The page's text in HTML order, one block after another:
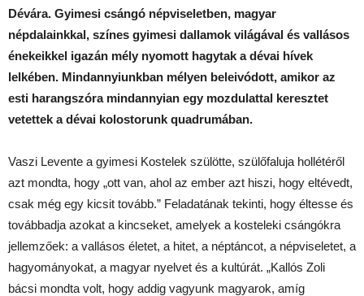
Dévára. Gyimesi csángó népviseletben, magyar
népdalainkkal, színes gyimesi dallamok világával és vallásos
énekeikkel igazán mély nyomott hagytak a dévai hívek
lelkében. Mindannyiunkban mélyen beleivódott, amikor az
esti harangszóra mindannyian egy mozdulattal keresztet
vetettek a dévai kolostorunk quadrumában.
Vaszi Levente a gyimesi Kostelek szülötte, szülőfaluja hollétéről
azt mondta, hogy „ott van, ahol az ember azt hiszi, hogy eltévedt,
csak még egy kicsit tovább.” Feladatának tekinti, hogy éltesse és
továbbadja azokat a kincseket, amelyek a kosteleki csángókra
jellemzőek: a vallásos életet, a hitet, a néptáncot, a népviseletet, a
hagyományokat, a magyar nyelvet és a kultúrát. „Kallós Zoli
bácsi mondta volt, hogy addig vagyunk magyarok, amíg